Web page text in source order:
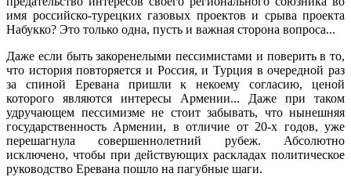
имя российско-турецких газовых проектов и срыва проекта
Набукко? Это только одна, пусть и важная сторона вопроса...
Даже если быть закоренелыми пессимистами и поверить в то,
что история повторяется и Россия, и Турция в очередной раз
за спиной Еревана пришли к некоему согласию, ценой
которого являются интересы Армении... Даже при таком
удручающем пессимизме не стоит забывать, что нынешняя
государственность Армении, в отличие от 20-х годов, уже
перешагнула совершеннолетний рубеж. Абсолютно
исключено, чтобы при действующих раскладах политическое
руководство Еревана пошло на пагубные шаги.